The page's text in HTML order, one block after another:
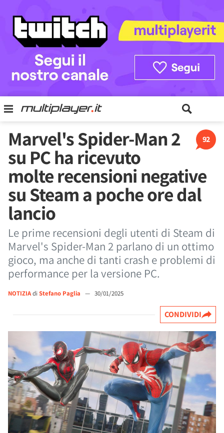
92
Marvel's Spider-Man 2
su PC ha ricevuto
molte recensioni negative
su Steam a poche ore dal
lancio
Le prime recensioni degli utenti di Steam di
Marvel's Spider-Man 2 parlano di un ottimo
gioco, ma anche di tanti crash e problemi di
performance per la versione PC.
NOTIZIAdi Stefano Paglia — 30/01/2025
CONDIVIDI